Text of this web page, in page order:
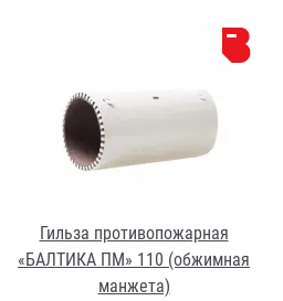
Гильза противопожарная
«БАЛТИКА ПМ» 110 (обжимная
манжета)